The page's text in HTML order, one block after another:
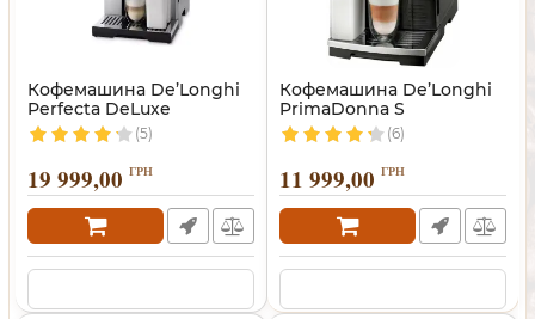
Кофемашина De’Longhi
Perfecta DeLuxe
(5)
19 999,00 ГРН
Кофемашина De’Longhi
PrimaDonna S
(6)
11 999,00 ГРН